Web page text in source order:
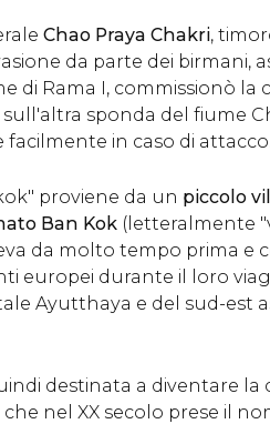
Chao Praya Chakri,
da parte dei birmani,
di Rama I, commissionò la
sponda del fiume
in caso di attacco.
proviene da un piccolo
Ban Kok (letteralmente
da molto tempo prima e
europei durante il loro
Ayutthaya e del sud-est
destinata a diventare la
che nel XX secolo prese il